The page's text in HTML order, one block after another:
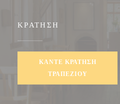
ΚΡΆΤΗΣΗ
ΚΆΝΤΕ ΚΡΆΤΗΣΗ
ΤΡΑΠΕΖΙΟΎ